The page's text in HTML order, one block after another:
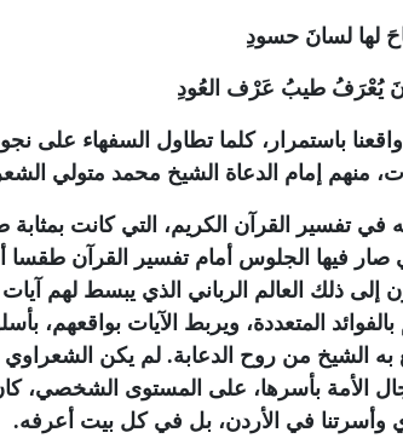
لها لسانَ حسودِ
يُعْرَفُ طيبُ عَرْف العُودِ
باستمرار، كلما تطاول السفهاء على
منهم إمام الدعاة الشيخ محمد متولي
في تفسير القرآن الكريم، التي كانت
صار فيها الجلوس أمام تفسير القرآن طقسا
إلى ذلك العالم الرباني الذي يبسط لهم
المتعددة، ويربط الآيات بواقعهم،
به الشيخ من روح الدعابة. لم يكن
الأمة بأسرها، على المستوى الشخصي،
وأسرتنا في الأردن، بل في كل بيت أعرفه.